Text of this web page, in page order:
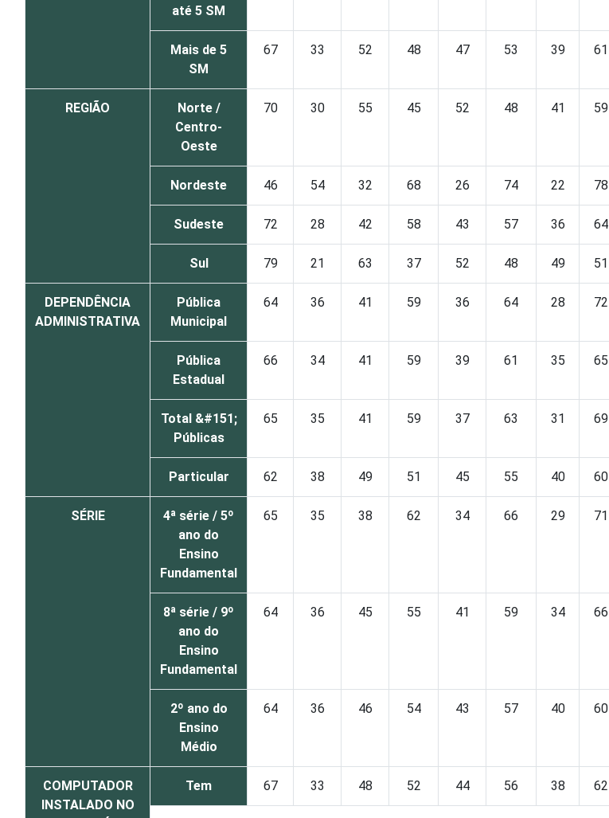
até 5 SM
Mais de 5
SM
67 33 52 48 47 53 39 61
REGIÃO
Norte /
Centro-
Oeste
70 30 55 45 52 48 41 59
Nordeste 46 54 32 68 26 74 22 78
Sudeste 72 28 42 58 43 57 36 64
Sul 79 21 63 37 52 48 49 51
DEPENDÊNCIA
ADMINISTRATIVA
Pública
Municipal
64 36 41 59 36 64 28 72
Pública
Estadual
66 34 41 59 39 61 35 65
Total &#151;
Públicas
65 35 41 59 37 63 31 69
Particular 62 38 49 51 45 55 40 60
SÉRIE
4ª série / 5º
ano do
Ensino
Fundamental
65 35 38 62 34 66 29 71
8ª série / 9º
ano do
Ensino
Fundamental
64 36 45 55 41 59 34 66
2º ano do
Ensino
Médio
64 36 46 54 43 57 40 60
COMPUTADOR
INSTALADO NO
Tem 67 33 48 52 44 56 38 62